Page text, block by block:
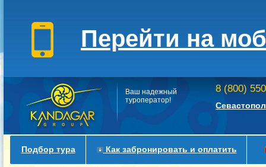
Перейти на
Ваш надежный
туроператор!
8 (800)
Подбор тура Как забронировать и оплатить